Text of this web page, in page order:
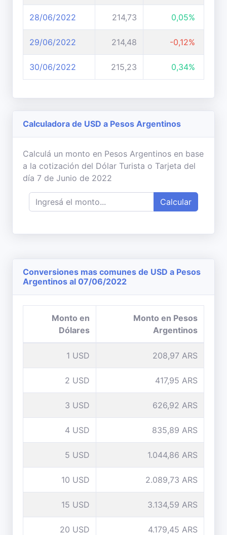
28/06/2022 214,73 0,05%
29/06/2022 214,48 -0,12%
30/06/2022 215,23 0,34%
Calculadora de USD a Pesos Argentinos
Calculá un monto en Pesos Argentinos en base
a la cotización del Dólar Turista o Tarjeta del
día 7 de Junio de 2022
Calcular
Conversiones mas comunes de USD a Pesos
Argentinos al 07/06/2022
Monto en
Dólares
Monto en Pesos
Argentinos
1 USD 208,97 ARS
2 USD 417,95 ARS
3 USD 626,92 ARS
4 USD 835,89 ARS
5 USD 1.044,86 ARS
10 USD 2.089,73 ARS
15 USD 3.134,59 ARS
20 USD 4.179,45 ARS